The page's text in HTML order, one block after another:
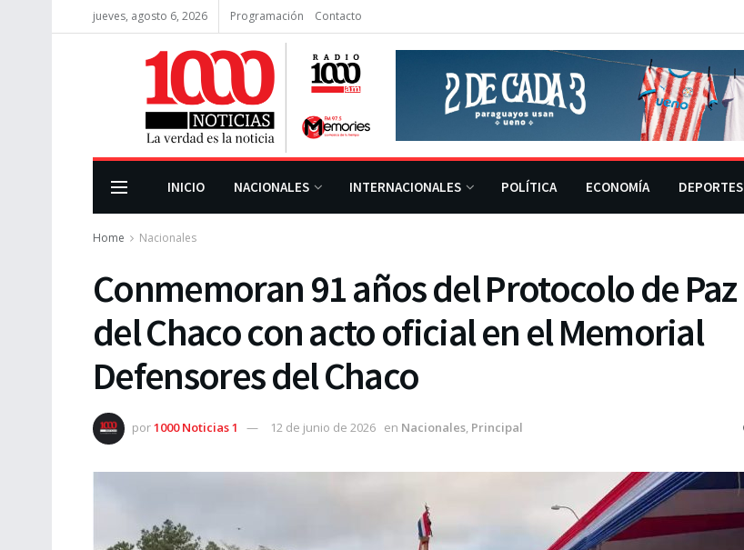
jueves, agosto 6, 2026 Programación Contacto
INICIO NACIONALES INTERNACIONALES POLÍTICA ECONOMÍA DEPORTES
Home Nacionales
Conmemoran 91 años del Protocolo de Paz
del Chaco con acto oficial en el Memorial
Defensores del Chaco
por1000 Noticias 1 12 de junio de 2026 en Nacionales, Principal